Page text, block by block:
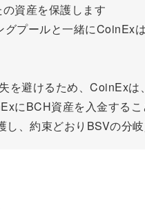
資産を保護します
プールと一緒にCoinEx
を避けるため、CoinEx
にBCH資産を入金する
し、約束どおりBSVの分